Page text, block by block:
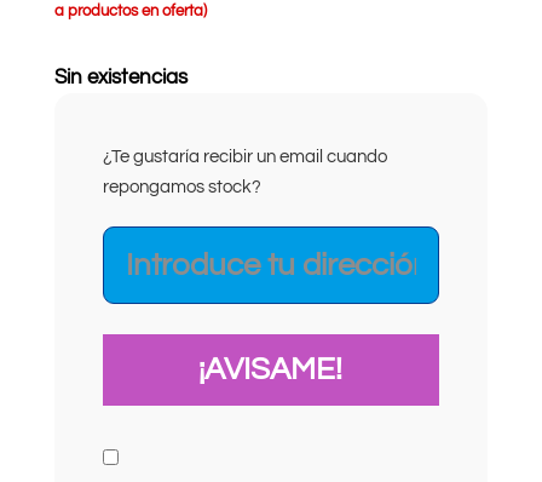
a productos en oferta)
Sin existencias
¿Te gustaría recibir un email cuando
repongamos stock?